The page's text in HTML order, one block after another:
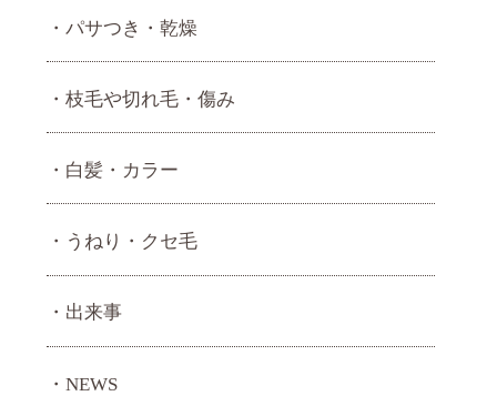
パサつき・乾燥
枝毛や切れ毛・傷み
白髪・カラー
うねり・ クセ毛
出来事
NEWS